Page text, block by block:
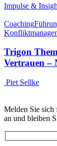
Impulse &
Coaching
Trigon
Vertrauen –
Piet Sellke
Melden Sie sich
an und bleiben